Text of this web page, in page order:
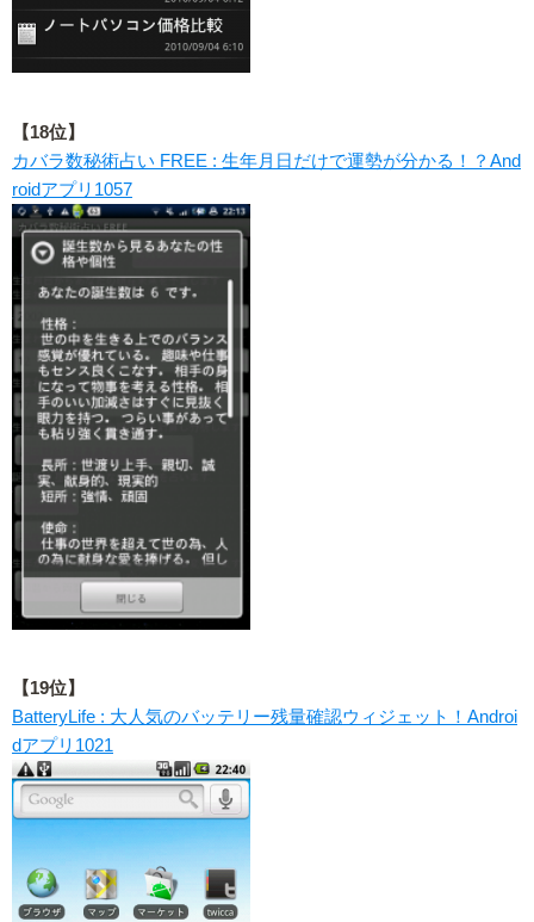
【18位】
カバラ数秘術占い FREE : 生年月日だけで運勢が分かる！？And
roidアプリ1057
【19位】
BatteryLife : 大人気のバッテリー残量確認ウィジェット！Androi
dアプリ1021